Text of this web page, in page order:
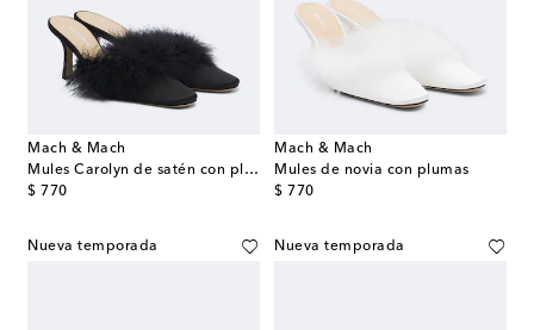
Mach & Mach
Mules Carolyn de satén con plumas
$ 770
original price
Mach & Mach
Mules de novia con plumas
$ 770
original price
Nueva temporada Nueva temporada